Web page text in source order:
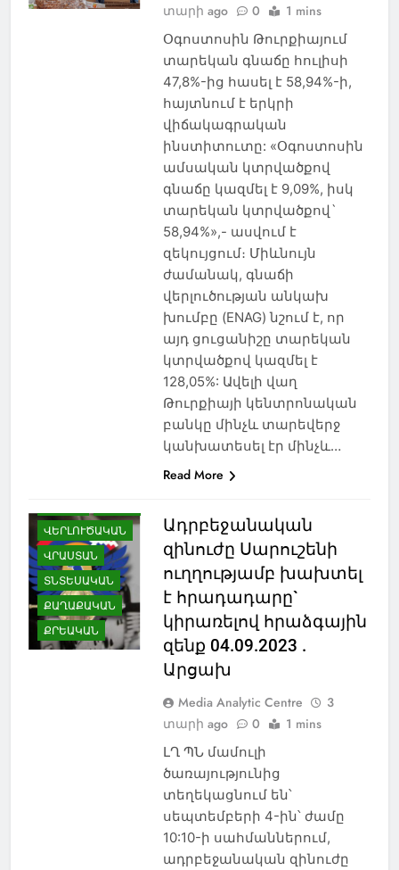
տարի ago
0 1 mins
Օգոստոսին Թուրքիայում
տարեկան գնաճը հուլիսի
47,8%-ից հասել է 58,94%-ի,
հայտնում է երկրի
վիճակագրական
ինստիտուտը: «Օգոստոսին
ամսական կտրվածքով
գնաճը կազմել է 9,09%, իսկ
տարեկան կտրվածքով`
58,94%»,- ասվում է
զեկույցում։ Միևնույն
ժամանակ, գնաճի
վերլուծության անկախ
խումբը (ENAG) նշում է, որ
այդ ցուցանիշը տարեկան
կտրվածքով կազմել է
128,05%: Ավելի վաղ
Թուրքիայի կենտրոնական
բանկը մինչև տարեվերջ
կանխատեսել էր մինչև…
Read More
ԱԴՐԲԵՋԱՆ
ԱՌՈՂՋԱՊԱՀՈՒԹՅՈՒՆ
ԹՈՒՐՔԻԱ
ՀԱՐԱԲԵՐՈՒԹՅՈՒՆՆԵՐ
ՎԵՐԼՈՒԾԱԿԱՆ
ՎՐԱՍՏԱՆ
ՏՆՏԵՍԱԿԱՆ
ՔԱՂԱՔԱԿԱՆ
ՔՐԵԱԿԱՆ
Ադրբեջանական
զինուժը Սարուշենի
ուղղությամբ խախտել
է հրադադարը`
կիրառելով հրաձգային
զենք 04.09.2023 .
Արցախ
Media Analytic Centre
3
տարի ago
0 1 mins
ԼՂ ՊՆ մամուլի
ծառայությունից
տեղեկացնում են՝
սեպտեմբերի 4-ին՝ ժամը
10:10-ի սահմաններում,
ադրբեջանական զինուժը